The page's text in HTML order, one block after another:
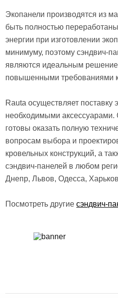
Экопанели производятся из
быть полностью
энергии при изготовлении
минимуму, поэтому сэндвич-
являются идеальным
повышенными требованиями к
Rauta осуществляет поставку
необходимыми
готовы оказать полную
вопросам выбора и
кровельных конструкций, а
сэндвич-панелей в любом
Днепр, Львов, Одесса,
Посмотреть другиесэндвич-